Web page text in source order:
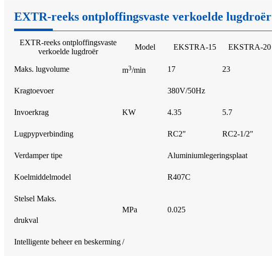
EXTR-reeks ontploffingsvaste verkoelde lugdroër
EXTR-reeks ontploffingsvaste
verkoelde lugdroër
Model EKSTRA-15 EKSTRA-20
Maks. lugvolume m3/min 17 23
Kragtoevoer 380V/50Hz
Invoerkrag KW 4.35 5.7
Lugpypverbinding RC2" RC2-1/2"
Verdamper tipe Aluminiumlegeringsplaat
Koelmiddelmodel R407C
Stelsel Maks.
MPa
0.025
drukval
Intelligente beheer en beskerming/